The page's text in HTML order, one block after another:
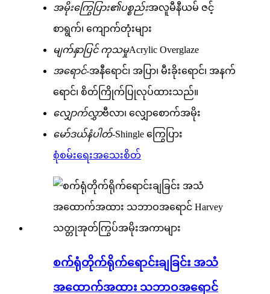
အမိုးကြွေပြား၏ပစ္စည်းအလူမီနီယမ် ဇင့်
စာရွက်၊ ကျောက်တုံးများ
မျက်နှာပြင် ကုသမှုAcrylic Overglaze
အရောင်-အနီရောင်၊ အပြာ၊ မီးခိုးရောင်၊ အနက်
ရောင်၊ စိတ်ကြိုက်ပြုလုပ်ထားသည်။
လျှောက်လွှာဗီလာ၊ လျှောစောက်အမိုး
မော်ဒယ်နံပါတ်-Shingle ကြွေပြား
စုံစမ်းရေးအသေးစိတ်
စက်ရုံတိုက်ရိုက်ရောင်းချခြင်း အသံ
အထောက်အထား သဘာဝအရောင်